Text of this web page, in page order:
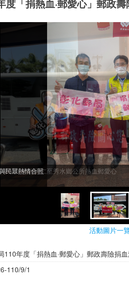
度「捐熱血·郵愛心」郵政
民眾熱情合照
局長帶領同仁至秀水鄉公所熱血郵愛心
活動圖片一
110年度「捐熱血·郵愛心」郵政壽險捐
110/9/1